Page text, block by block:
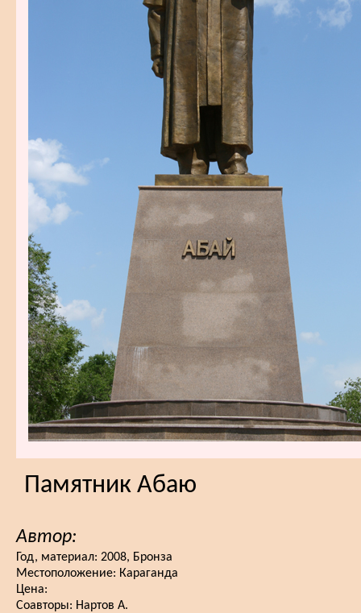
Памятник Абаю
Автор:
Год, материал: 2008, Бронза
Местоположение: Караганда
Цена:
Соавторы: Нартов А.